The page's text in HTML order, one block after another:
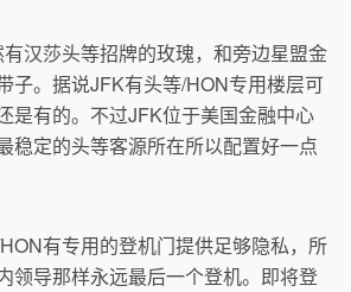
汉莎头等招牌的玫瑰，和旁边星盟金
子。据说JFK有头等/HON专用楼层可
是有的。不过JFK位于美国金融中心
稳定的头等客源所在所以配置好一点
有专用的登机门提供足够隐私，所
领导那样永远最后一个登机。即将登